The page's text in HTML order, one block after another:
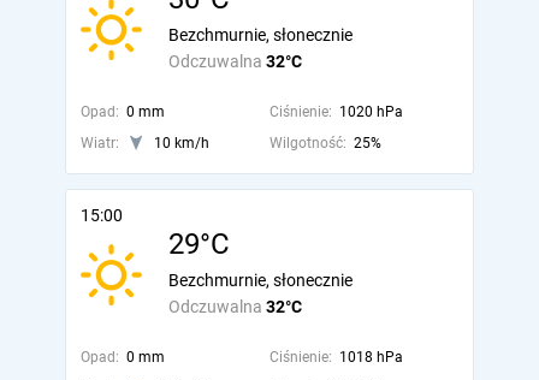
Odczuwalna 32°C
Bezchmurnie, słonecznie
Opad: 0 mm Ciśnienie: 1020 hPa
Wiatr:
10 km/h Wilgotność: 25%
15:00
29°C
Odczuwalna 32°C
Bezchmurnie, słonecznie
Opad: 0 mm Ciśnienie: 1018 hPa